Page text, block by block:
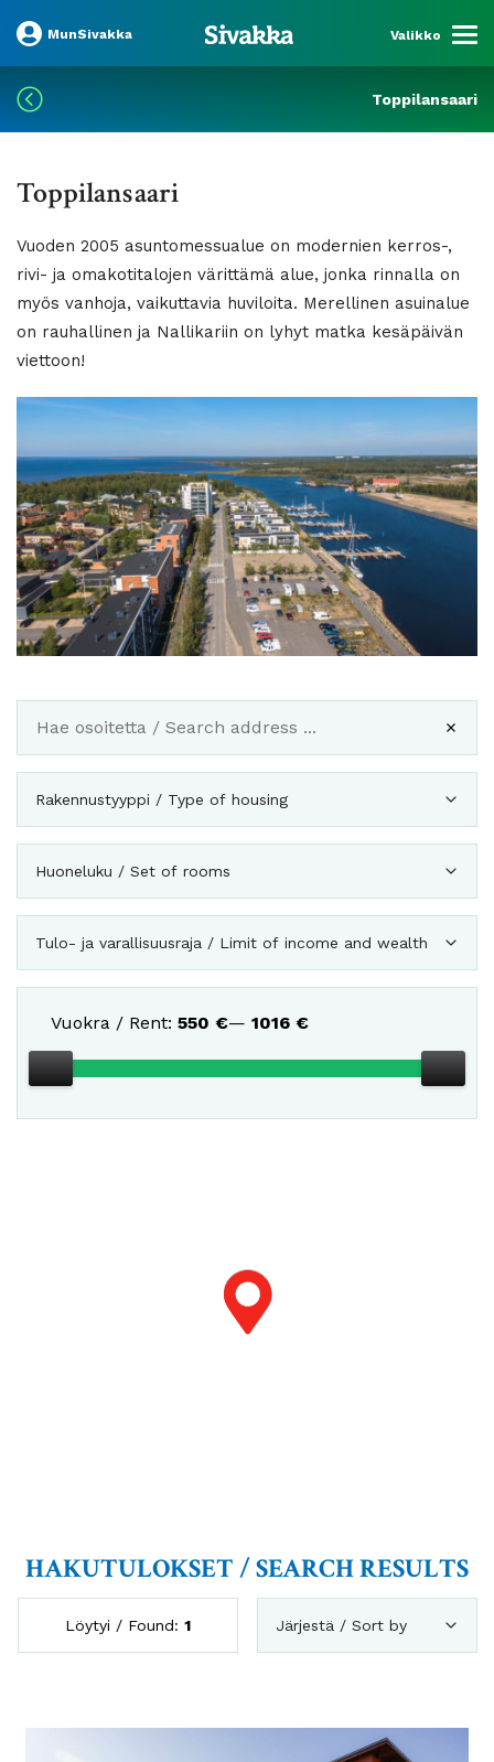
MunSivakka Valikko
Toppilansaari
Toppilansaari
Vuoden 2005 asuntomessualue on modernien kerros-,
rivi- ja omakotitalojen värittämä alue, jonka rinnalla on
myös vanhoja, vaikuttavia huviloita. Merellinen asuinalue
on rauhallinen ja Nallikariin on lyhyt matka kesäpäivän
viettoon!
Rakennustyyppi / Type of housing
Huoneluku / Set of rooms
Tulo- ja varallisuusraja / Limit of income and wealth
Vuokra / Rent: 550 €— 1016 €
HAKUTULOKSET / SEARCH RESULTS
Löytyi / Found: 1 Järjestä / Sort by